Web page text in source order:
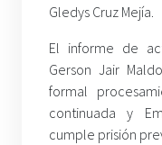
Gledys Cruz Mejía.
El informe de
Gerson Jair
formal
continuada y
cumple prisión